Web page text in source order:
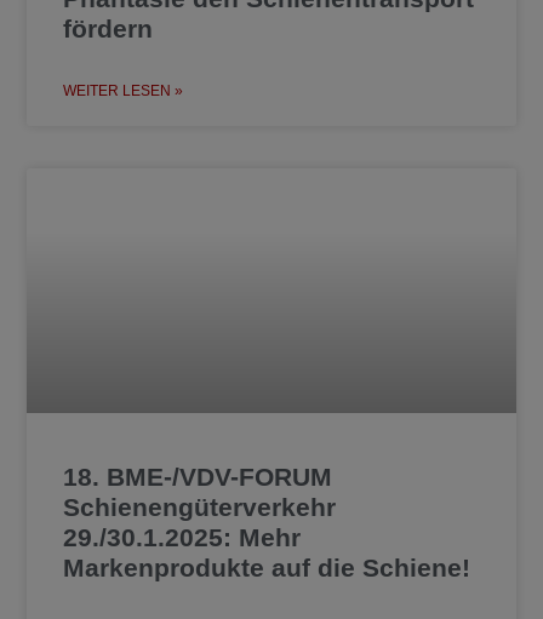
fördern
WEITER LESEN »
18. BME-/VDV-FORUM
Schienengüterverkehr
29./30.1.2025: Mehr
Markenprodukte auf die Schiene!